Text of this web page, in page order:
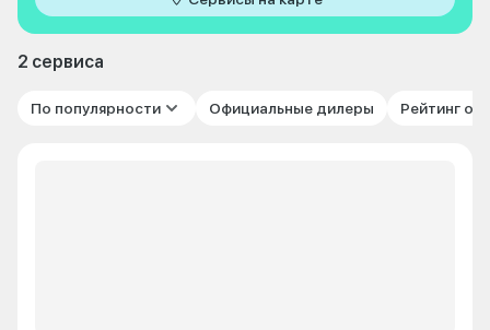
2 сервиса
По популярности Официальные дилеры Рейтинг